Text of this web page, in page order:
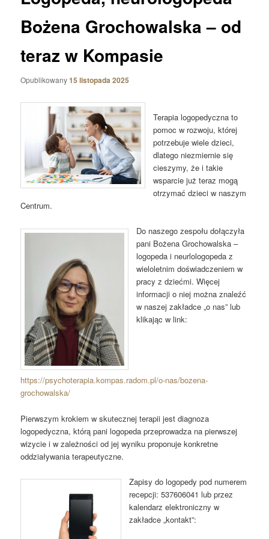
Bożena Grochowalska – od
teraz w Kompasie
Opublikowany15 listopada 2025
Terapia logopedyczna to
pomoc w rozwoju, której
potrzebuje wiele dzieci,
dlatego niezmiernie się
cieszymy, że i takie
wsparcie już teraz mogą
otrzymać dzieci w naszym
Centrum.
Do naszego zespołu dołączyła
pani Bożena Grochowalska –
logopeda i neurlologopeda z
wieloletnim doświadczeniem w
pracy z dziećmi. Więcej
informacji o niej można znaleźć
w naszej zakładce „o nas” lub
klikając w link:
https://psychoterapia.kompas.radom.pl/o-nas/bozena-
grochowalska/
Pierwszym krokiem w skutecznej terapii jest diagnoza
logopedyczna, którą pani logopeda przeprowadza na pierwszej
wizycie i w zależności od jej wyniku proponuje konkretne
oddziaływania terapeutyczne.
Zapisy do logopedy pod numerem
recepcji: 537606041 lub przez
kalendarz elektroniczny w
zakładce „kontakt”: